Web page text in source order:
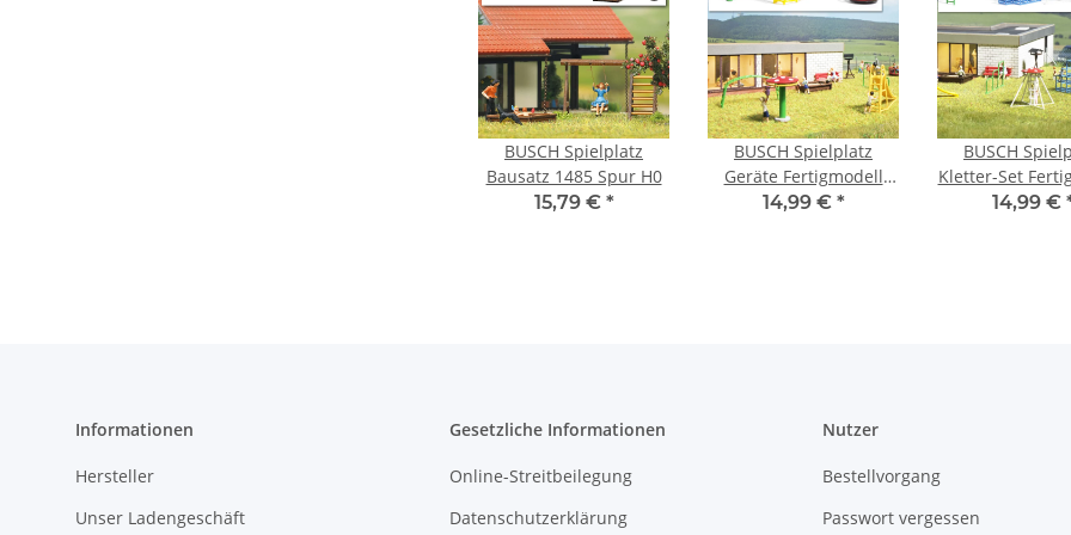
BUSCH Spielplatz
Bausatz 1485 Spur H0
15,79 € *
BUSCH Spielplatz
Geräte Fertigmodell
1163 Spur H0
14,99 € *
BUSCH
Kletter-Set
1164 Spur
14,99 €
Informationen
Hersteller
Unser Ladengeschäft
Gesetzliche Informationen
Online-Streitbeilegung
Datenschutzerklärung
Nutzer
Bestellvorgang
Passwort vergessen